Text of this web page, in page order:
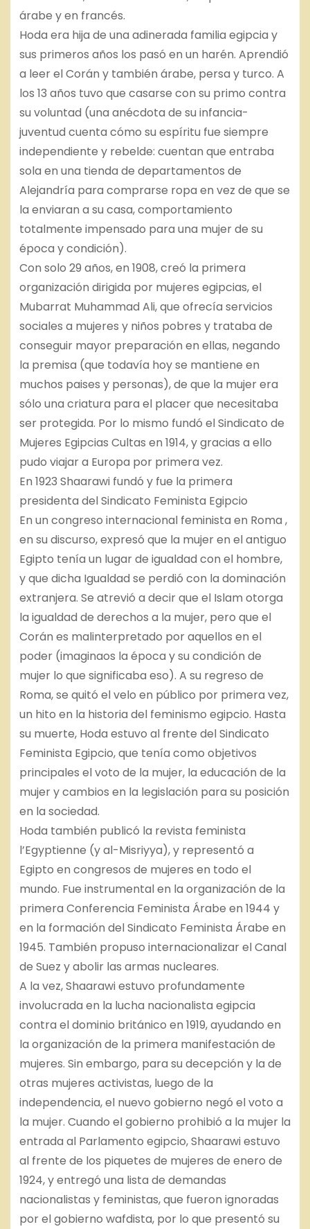
árabe y en francés.
Hoda era hija de una adinerada familia egipcia y
sus primeros años los pasó en un harén. Aprendió
a leer el Corán y también árabe, persa y turco. A
los 13 años tuvo que casarse con su primo contra
su voluntad (una anécdota de su infancia-
juventud cuenta cómo su espíritu fue siempre
independiente y rebelde: cuentan que entraba
sola en una tienda de departamentos de
Alejandría para comprarse ropa en vez de que se
la enviaran a su casa, comportamiento
totalmente impensado para una mujer de su
época y condición).
Con solo 29 años, en 1908, creó la primera
organización dirigida por mujeres egipcias, el
Mubarrat Muhammad Ali, que ofrecía servicios
sociales a mujeres y niños pobres y trataba de
conseguir mayor preparación en ellas, negando
la premisa (que todavía hoy se mantiene en
muchos paises y personas), de que la mujer era
sólo una criatura para el placer que necesitaba
ser protegida. Por lo mismo fundó el Sindicato de
Mujeres Egipcias Cultas en 1914, y gracias a ello
pudo viajar a Europa por primera vez.
En 1923 Shaarawi fundó y fue la primera
presidenta del Sindicato Feminista Egipcio
En un congreso internacional feminista en Roma ,
en su discurso, expresó que la mujer en el antiguo
Egipto tenía un lugar de igualdad con el hombre,
y que dicha Igualdad se perdió con la dominación
extranjera. Se atrevió a decir que el Islam otorga
la igualdad de derechos a la mujer, pero que el
Corán es malinterpretado por aquellos en el
poder (imaginaos la época y su condición de
mujer lo que significaba eso). A su regreso de
Roma, se quitó el velo en público por primera vez,
un hito en la historia del feminismo egipcio. Hasta
su muerte, Hoda estuvo al frente del Sindicato
Feminista Egipcio, que tenía como objetivos
principales el voto de la mujer, la educación de la
mujer y cambios en la legislación para su posición
en la sociedad.
Hoda también publicó la revista feminista
l’Egyptienne (y al-Misriyya), y representó a
Egipto en congresos de mujeres en todo el
mundo. Fue instrumental en la organización de la
primera Conferencia Feminista Árabe en 1944 y
en la formación del Sindicato Feminista Árabe en
1945. También propuso internacionalizar el Canal
de Suez y abolir las armas nucleares.
A la vez, Shaarawi estuvo profundamente
involucrada en la lucha nacionalista egipcia
contra el dominio británico en 1919, ayudando en
la organización de la primera manifestación de
mujeres. Sin embargo, para su decepción y la de
otras mujeres activistas, luego de la
independencia, el nuevo gobierno negó el voto a
la mujer. Cuando el gobierno prohibió a la mujer la
entrada al Parlamento egipcio, Shaarawi estuvo
al frente de los piquetes de mujeres de enero de
1924, y entregó una lista de demandas
nacionalistas y feministas, que fueron ignoradas
por el gobierno wafdista, por lo que presentó su